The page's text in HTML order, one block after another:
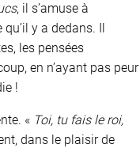
, il s’amuse à
y a dedans. Il
les pensées
en n’ayant pas peur
!
« Toi, tu fais le roi,
dans le plaisir de